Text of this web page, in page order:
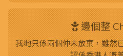
邊個整
我哋只係兩個仲未放棄，雖然